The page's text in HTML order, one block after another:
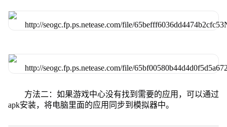
方法二：如果游戏中心没有找到需要的应用，可以通过
apk安装，将电脑里面的应用同步到模拟器中。